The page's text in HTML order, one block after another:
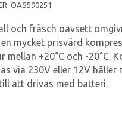
OAS590251
och fräsch oavsett
mycket prisvärd
mellan +20°C och -20°C.
via 230V eller 12V
att drivas med batteri.